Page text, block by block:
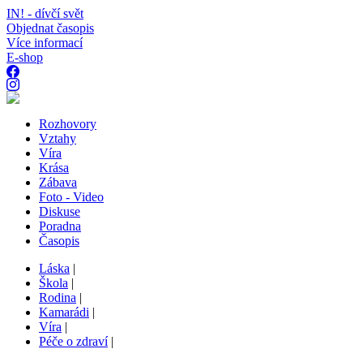
IN! - dívčí svět
Objednat časopis
Více informací
E-shop
Rozhovory
Vztahy
Víra
Krása
Zábava
Foto - Video
Diskuse
Poradna
Časopis
Láska |
Škola |
Rodina |
Kamarádi |
Víra |
Péče o zdraví|